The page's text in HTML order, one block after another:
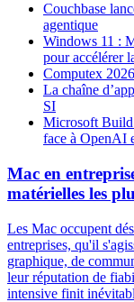
Couchbase
agentique
Windows 11 :
pour accélérer
Computex
La chaîne
SI
Microsoft Build
face à OpenAI
Mac en
matérielles les
Les Mac occupent
entreprises, qu'il
graphique, de
leur réputation de
intensive finit